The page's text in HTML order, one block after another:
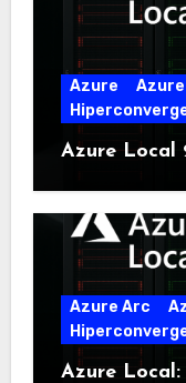
Azure
Azure Local
Azure Arc
Azure Local: